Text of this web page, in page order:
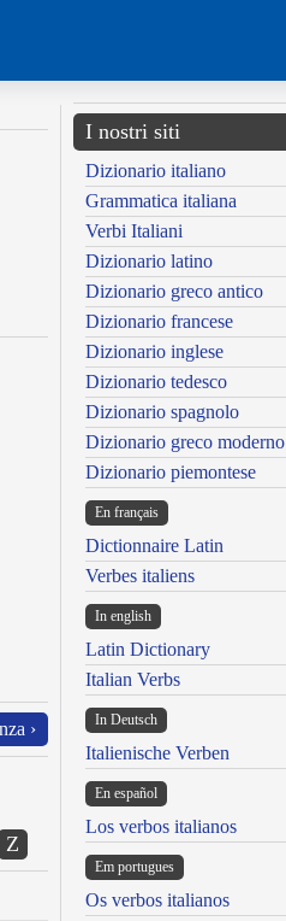
›
Z
I nostri siti
Dizionario italiano
Grammatica italiana
Verbi Italiani
Dizionario latino
Dizionario greco antico
Dizionario francese
Dizionario inglese
Dizionario tedesco
Dizionario spagnolo
Dizionario greco moderno
Dizionario piemontese
En français
Dictionnaire Latin
Verbes italiens
In english
Latin Dictionary
Italian Verbs
In Deutsch
Italienische Verben
En español
Los verbos italianos
Em portugues
Os verbos italianos